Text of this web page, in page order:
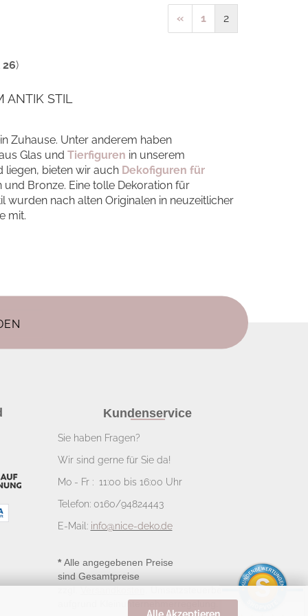
Alle Akzeptieren
« 1 2
26)
ANTIK STIL
Zuhause. Unter anderem haben
Glas und Tierfiguren in unserem
liegen, bieten wir auch Dekofiguren für
Bronze. Eine tolle Dekoration für
wurden nach alten Originalen in neuzeitlicher
mit.
Kundenservice
Sie haben Fragen?
Wir sind gerne für Sie da!
Mo - Fr : 11:00 bis 16:00 Uhr
Telefon: 0160/94824443
E-Mail: info@nice-deko.de
* Alle angegebenen Preise
sind Gesamtpreise
aufgrund Kleinunternehmerregelung.